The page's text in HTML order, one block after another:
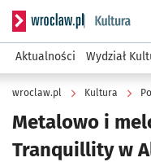
Serwis informacyjny
Aktualności Wydział
wroclaw.pl Kultura
Metalowo i
Tranquillity w